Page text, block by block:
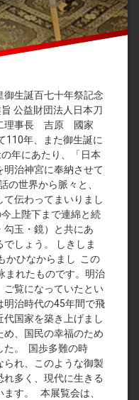
御生誕百七十年祭記念
公益財団法人日本刀
理事長 吉原 國家
110年、また御生誕に
年にあたり、「日本
明治神宮に奉納させて
の世界から脈々と、
伝わってまいりまし
上陛下まで連綿と続
勾玉・鏡）と共にあ
しょう。 しきしま
かひなからまし この
まれたものです。明治
ご覧になっていたとい
明治時代の45年間で飛
国家を築き上げまし
め、国民の幸福のため
た。 国歩多難の時
れ、このような御製
多く、現代に生きる
す。 本展覧会は、